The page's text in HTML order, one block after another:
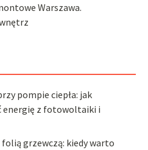
Warszawa.
pompie ciepła: jak
energię z fotowoltaiki i
grzewczą: kiedy warto